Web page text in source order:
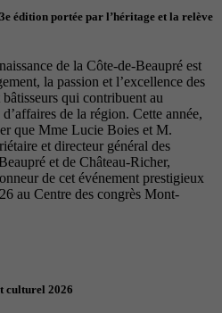
édition portée par l’héritage et la relève
de la Côte-de-Beaupré est
la passion et l’excellence des
qui contribuent au
de la région. Cette année,
que Mme Lucie Boies et M.
et directeur général des
et de Château-Richer,
de cet événement prestigieux
au Centre des congrès Mont-
culturel 2026